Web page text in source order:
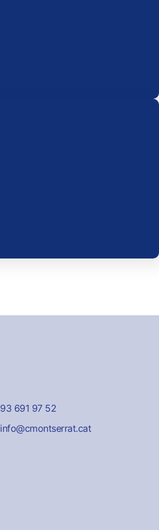
93 691 97 52
info@cmontserrat.cat